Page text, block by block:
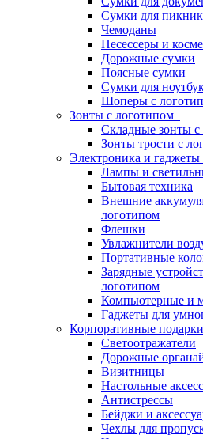
Сумки для
Чемоданы
Несессеры и
Дорожные сумки
Поясные сумки
Сумки для
Шоперы с
Зонты с логотипом
Складные зонты с
Зонты трости с
Электроника и гаджеты
Лампы и
Бытовая техника
Внешние
логотипом
Флешки
Увлажнители
Портативные
Зарядные
логотипом
Компьютерные и
Гаджеты для
Корпоративные подарки
Светоотражатели
Дорожные
Визитницы
Настольные
Антистрессы
Бейджи и
Чехлы для